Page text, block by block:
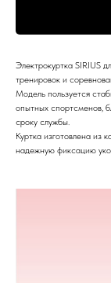
Электрокуртка SIRIUS
тренировок и
Модель пользуется
опытных спортсменов,
сроку службы.
Куртка изготовлена из
надежную фиксацию